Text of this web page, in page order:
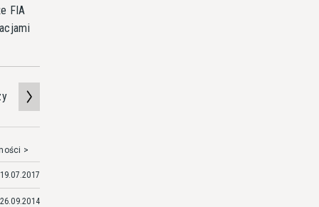
FIA
>
19.07.2017
26.09.2014